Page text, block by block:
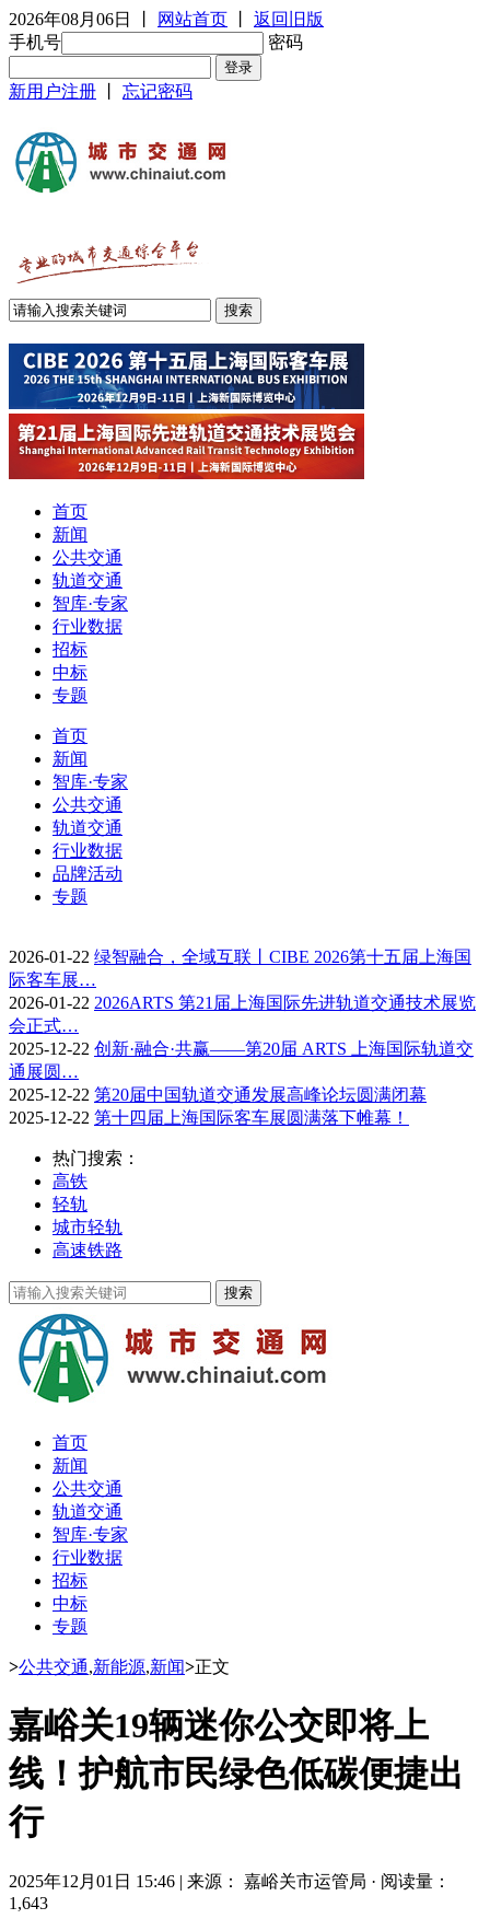
2026年08月06日 网站首页
返回旧版
手机号
密码
新用户注册 忘记密码
首页
新闻
公共交通
轨道交通
智库·专家
行业数据
招标
中标
专题
首页
新闻
智库·专家
公共交通
轨道交通
行业数据
品牌活动
专题
2026-01-22 绿智融合，全域互联丨CIBE 2026第十五届上海国
际客车展…
2026-01-22 2026ARTS 第21届上海国际先进轨道交通技术展览
会正式…
2025-12-22 创新·融合·共赢——第20届 ARTS 上海国际轨道交
通展圆…
2025-12-22 第20届中国轨道交通发展高峰论坛圆满闭幕
2025-12-22 第十四届上海国际客车展圆满落下帷幕！
热门搜索：
高铁
轻轨
城市轻轨
高速铁路
首页
新闻
公共交通
轨道交通
智库·专家
行业数据
招标
中标
专题
>公共交通,新能源,新闻>正文
嘉峪关19辆迷你公交即将上
线！护航市民绿色低碳便捷出
行
2025年12月01日 15:46 | 来源： 嘉峪关市运管局 · 阅读量：
1,643